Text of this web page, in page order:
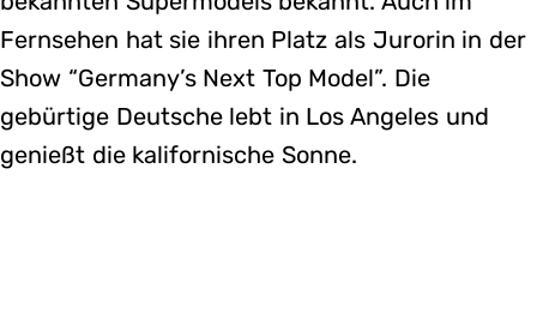
Fernsehen hat sie ihren Platz als Jurorin in der
Show “Germany’s Next Top Model”. Die
gebürtige Deutsche lebt in Los Angeles und
genießt die kalifornische Sonne.